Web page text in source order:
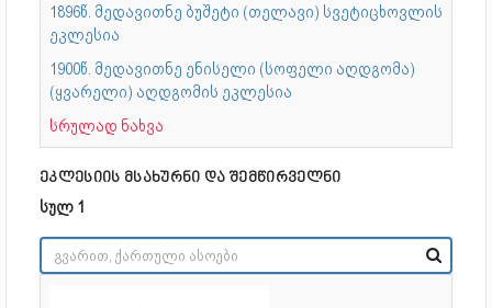
1896წ. მედავითნე ბუშეტი (თელავი) სვეტიცხოვლის
ეკლესია
1900წ. მედავითნე ენისელი (სოფელი აღდგომა)
(ყვარელი) აღდგომის ეკლესია
სრულად ნახვა
ეკლესიის მსახურნი და შემწირველნი
სულ 1